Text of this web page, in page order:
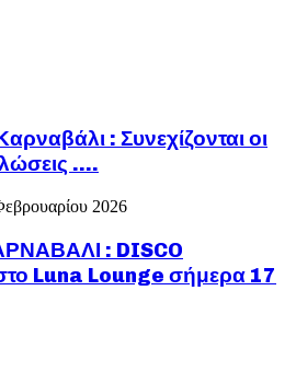
: Συνεχίζονται οι
….
2026
: DISCO
Luna Lounge σήμερα 17